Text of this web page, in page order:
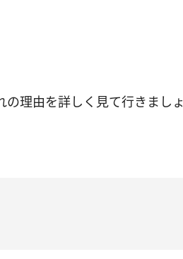
理由を詳しく見て行きましょ